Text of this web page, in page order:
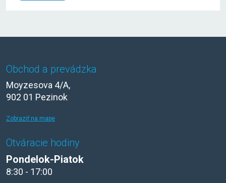
Obchod a prevádzka
Moyzesova 4/A,
902 01 Pezinok
Zobraziť na mape
Otváracie hodiny
Pondelok-Piatok
8:30 - 17:00